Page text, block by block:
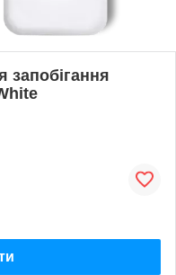
запобігання